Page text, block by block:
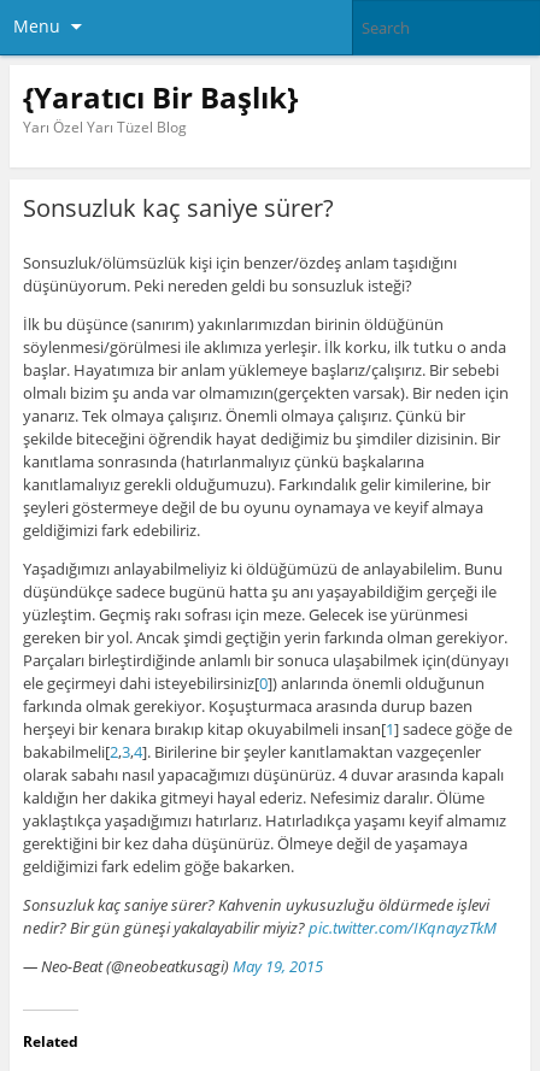
Menu
{Yaratıcı Bir Başlık}
Yarı Özel Yarı Tüzel Blog
Sonsuzluk kaç saniye sürer?
Sonsuzluk/ölümsüzlük kişi için benzer/özdeş anlam taşıdığını
düşünüyorum. Peki nereden geldi bu sonsuzluk isteği?
İlk bu düşünce (sanırım) yakınlarımızdan birinin öldüğünün
söylenmesi/görülmesi ile aklımıza yerleşir. İlk korku, ilk tutku o anda
başlar. Hayatımıza bir anlam yüklemeye başlarız/çalışırız. Bir sebebi
olmalı bizim şu anda var olmamızın(gerçekten varsak). Bir neden için
yanarız. Tek olmaya çalışırız. Önemli olmaya çalışırız. Çünkü bir
şekilde biteceğini öğrendik hayat dediğimiz bu şimdiler dizisinin. Bir
kanıtlama sonrasında (hatırlanmalıyız çünkü başkalarına
kanıtlamalıyız gerekli olduğumuzu). Farkındalık gelir kimilerine, bir
şeyleri göstermeye değil de bu oyunu oynamaya ve keyif almaya
geldiğimizi fark edebiliriz.
Yaşadığımızı anlayabilmeliyiz ki öldüğümüzü de anlayabilelim. Bunu
düşündükçe sadece bugünü hatta şu anı yaşayabildiğim gerçeği ile
yüzleştim. Geçmiş rakı sofrası için meze. Gelecek ise yürünmesi
gereken bir yol. Ancak şimdi geçtiğin yerin farkında olman gerekiyor.
Parçaları birleştirdiğinde anlamlı bir sonuca ulaşabilmek için(dünyayı
ele geçirmeyi dahi isteyebilirsiniz[0]) anlarında önemli olduğunun
farkında olmak gerekiyor. Koşuşturmaca arasında durup bazen
herşeyi bir kenara bırakıp kitap okuyabilmeli insan[1] sadece göğe de
bakabilmeli[2,3,4]. Birilerine bir şeyler kanıtlamaktan vazgeçenler
olarak sabahı nasıl yapacağımızı düşünürüz. 4 duvar arasında kapalı
kaldığın her dakika gitmeyi hayal ederiz. Nefesimiz daralır. Ölüme
yaklaştıkça yaşadığımızı hatırlarız. Hatırladıkça yaşamı keyif almamız
gerektiğini bir kez daha düşünürüz. Ölmeye değil de yaşamaya
geldiğimizi fark edelim göğe bakarken.
Sonsuzluk kaç saniye sürer? Kahvenin uykusuzluğu öldürmede işlevi
nedir? Bir gün güneşi yakalayabilir miyiz?pic.twitter.com/IKqnayzTkM
— Neo-Beat (@neobeatkusagi)May 19, 2015
Related